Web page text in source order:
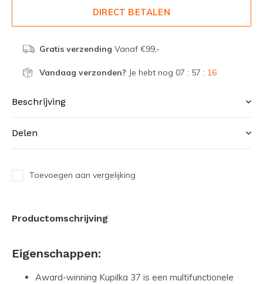
DIRECT BETALEN
Gratis verzending Vanaf €99,-
Vandaag verzonden? Je hebt nog 07 : 57 : 16
Beschrijving
Delen
Toevoegen aan vergelijking
Productomschrijving
Eigenschappen:
Award-winning Kupilka 37 is een multifunctionele